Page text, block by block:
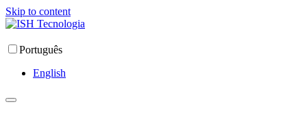
Skip to content
Português
English